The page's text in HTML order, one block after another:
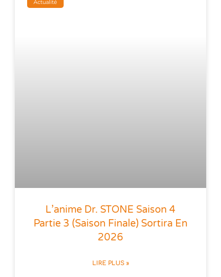
Actualité
L’anime Dr. STONE Saison 4
Partie 3 (saison Finale) Sortira En
2026
LIRE PLUS »